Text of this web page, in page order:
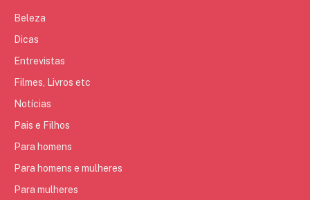
Beleza
Dicas
Entrevistas
Filmes, Livros etc
Notícias
Pais e Filhos
Para homens
Para homens e mulheres
Para mulheres